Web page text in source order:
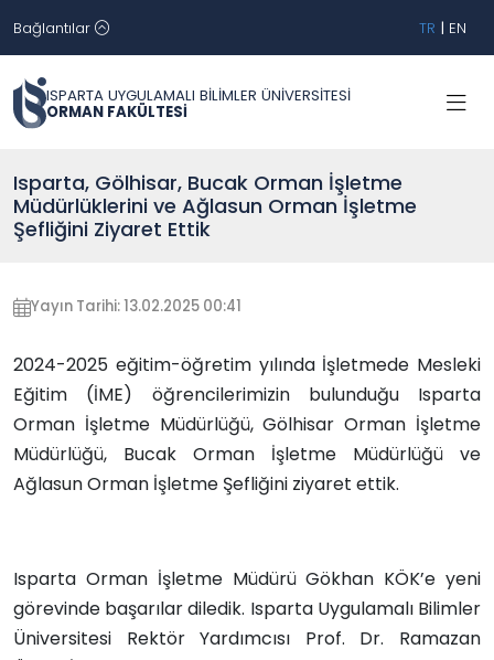
Bağlantılar TR | EN
ISPARTA UYGULAMALI BİLİMLER ÜNİVERSİTESİ
ORMAN FAKÜLTESİ
Isparta, Gölhisar, Bucak Orman İşletme
Müdürlüklerini ve Ağlasun Orman İşletme
Şefliğini Ziyaret Ettik
Yayın Tarihi: 13.02.2025 00:41
2024-2025 eğitim-öğretim yılında İşletmede Mesleki
Eğitim (İME) öğrencilerimizin bulunduğu Isparta
Orman İşletme Müdürlüğü, Gölhisar Orman İşletme
Müdürlüğü, Bucak Orman İşletme Müdürlüğü ve
Ağlasun Orman İşletme Şefliğini ziyaret ettik.
Isparta Orman İşletme Müdürü Gökhan KÖK’e yeni
görevinde başarılar diledik. Isparta Uygulamalı Bilimler
Üniversitesi Rektör Yardımcısı Prof. Dr. Ramazan